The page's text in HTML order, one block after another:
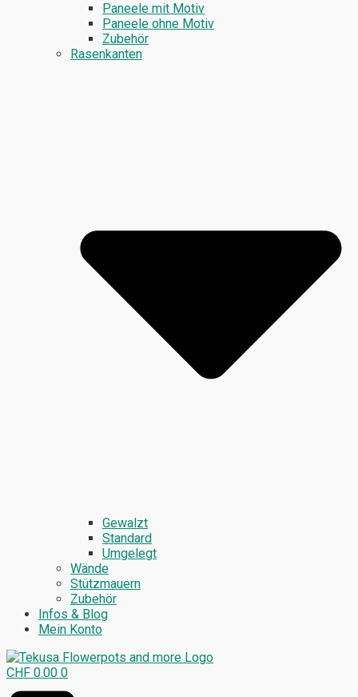
Paneele mit Motiv
Paneele ohne Motiv
Zubehör
Rasenkanten
Gewalzt
Standard
Umgelegt
Wände
Stützmauern
Zubehör
Infos & Blog
Mein Konto
CHF 0.00 0